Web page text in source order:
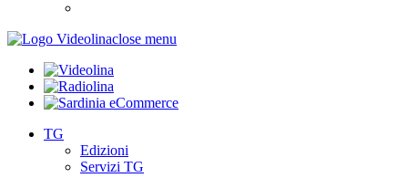
close menu
TG
Edizioni
Servizi TG